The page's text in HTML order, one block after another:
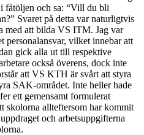
fåtöljen och sa: “Vill du bli
Svaret på detta var naturligtvis
med att bilda VS ITM. Jag var
personalansvar, vilket innebar att
gick alla ut till respektive
också överens, dock inte
att VS KTH är svårt att styra
SAK-området. Inte heller hade
ett gemensamt formulerat
skolorna allteftersom har kommit
och arbetsuppgifterna